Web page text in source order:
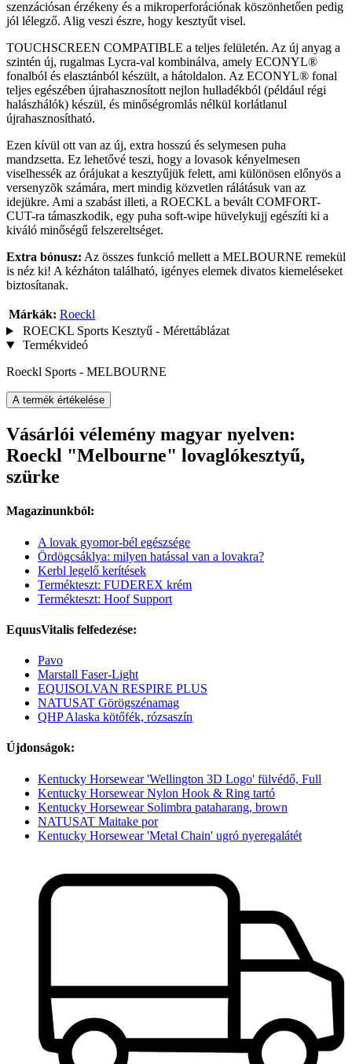
szenzációsan érzékeny és a mikroperforációnak köszönhetően pedig
jól lélegző. Alig veszi észre, hogy kesztyűt visel.
TOUCHSCREEN COMPATIBLE a teljes felületén. Az új anyag a
szintén új, rugalmas Lycra-val kombinálva, amely ECONYL®
fonalból és elasztánból készült, a hátoldalon. Az ECONYL® fonal
teljes egészében újrahasznosított nejlon hulladékból (például régi
halászhálók) készül, és minőségromlás nélkül korlátlanul
újrahasznosítható.
Ezen kívül ott van az új, extra hosszú és selymesen puha
mandzsetta. Ez lehetővé teszi, hogy a lovasok kényelmesen
viselhessék az órájukat a kesztyűjük felett, ami különösen előnyös a
versenyzõk számára, mert mindig közvetlen rálátásuk van az
idejükre. Ami a szabást illeti, a ROECKL a bevált COMFORT-
CUT-ra támaszkodik, egy puha soft-wipe hüvelykujj egészíti ki a
kiváló minőségű felszereltséget.
Extra bónusz: Az összes funkció mellett a MELBOURNE remekül
is néz ki! A kézháton található, igényes elemek divatos kiemeléseket
biztosítanak.
Márkák: Roeckl
ROECKL Sports Kesztyű - Mérettáblázat
Termékvideó
Roeckl Sports - MELBOURNE
A termék értékelése
Vásárlói vélemény magyar nyelven:
Roeckl "Melbourne" lovaglókesztyű,
szürke
Magazinunkból:
A lovak gyomor-bél egészsége
Ördögcsáklya: milyen hatással van a lovakra?
Kerbl legelő kerítések
Termékteszt: FUDEREX krém
Termékteszt: Hoof Support
EquusVitalis felfedezése:
Pavo
Marstall Faser-Light
EQUISOLVAN RESPIRE PLUS
NATUSAT Görögszénamag
QHP Alaska kötőfék, rózsaszín
Újdonságok:
Kentucky Horsewear 'Wellington 3D Logo' fülvédő, Full
Kentucky Horsewear Nylon Hook & Ring tartó
Kentucky Horsewear Solimbra pataharang, brown
NATUSAT Maitake por
Kentucky Horsewear 'Metal Chain' ugró nyeregalátét